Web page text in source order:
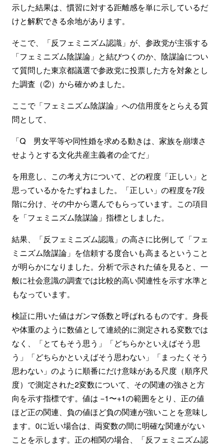
示した結果は、慣習に対する距離感を単に示しているだ
けと解釈できる余地があります。
そこで、「反フェミニズム認識」が、参政党が主張する
「フェミニズム陰謀論」と結びつくのか、陰謀論につい
て質問した東京都議選で参政党に投票した方を対象とし
た調査（②）から確かめました。
ここで「フェミニズム陰謀論」への信用度をとらえる質
問として、
「Q 男女平等や同性婚を求める動きは、家族を崩壊さ
せようとする文化共産主義者の企てだ」
を用意し、この考え方について、どの程度「正しい」と
思っているかをたずねました。「正しい」の程度を7段
階に分け、その中から選んでもらっています。この項目
を「フェミニズム陰謀論」指標としました。
結果、「反フェミニズム認識」の高さに比例して「フェ
ミニズム陰謀論」を信頼する度合いも高まるということ
が明らかになりました。分析で示された値を見ると、一
般に社会意識の調査では比較的高い関連性を示す水準と
もなっています。
検証に用いた値はガンマ係数と呼ばれるものです。身長
や体重のように数値として連続的に測定される変数では
なく、「とてもそう思う」「どちらかといえばそう思
う」「どちらかといえばそう思わない」「まったくそう
思わない」のように順番にだけ意味がある尺度（順序尺
度）で測定された2変数について、その関連の強さと方
向を示す指標です。値は −1〜+1の範囲をとり、正の値
ほど正の関連、負の値ほど負の関連が強いことを意味し
ます。0に近い場合は、両変数の間に明確な関連がない
ことを示します。正の相関の場合、「反フェミニズム認